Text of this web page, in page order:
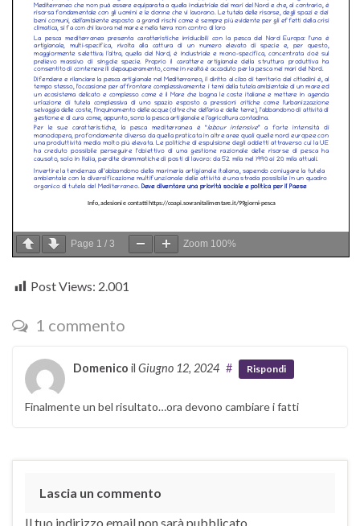
Page 1 / 3 Zoom 100%
Post Views: 2.001
1 commento
Domenico il Giugno 12, 2024 # Rispondi
Finalmente un bel risultato…ora devono cambiare i fatti
Lascia un commento
Il tuo indirizzo email non sarà pubblicato.